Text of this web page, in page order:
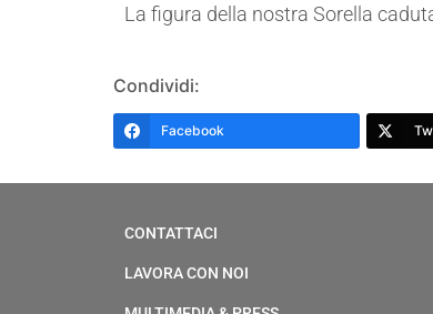
La figura della nostra Sorella
Condividi:
Facebook
CONTATTACI
LAVORA CON NOI